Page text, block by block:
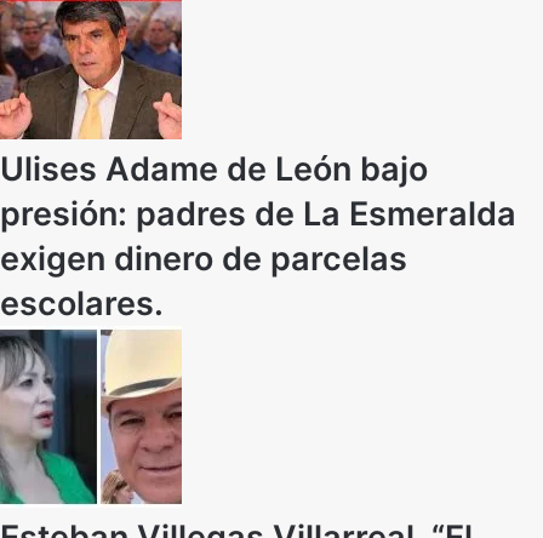
Ulises Adame de León bajo
presión: padres de La Esmeralda
exigen dinero de parcelas
escolares.